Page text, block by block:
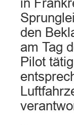
in
den
am Tag
Pilot